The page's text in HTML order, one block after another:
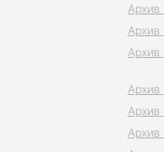
Архив
Архив
Архив
Архив
Архив
Архив